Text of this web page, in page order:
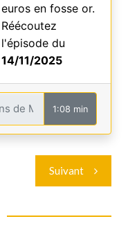
euros en fosse or.
Réécoutez
l'épisode du
14/11/2025
1:08 min
Suivant